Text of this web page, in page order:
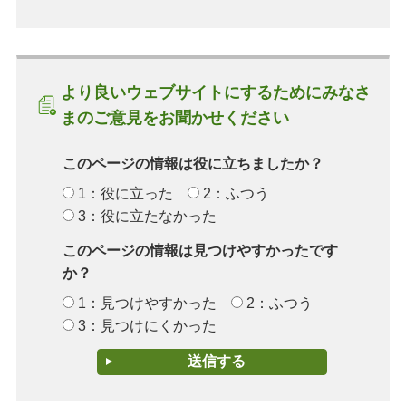
より良いウェブサイトにするためにみなさ
まのご意見をお聞かせください
このページの情報は役に立ちましたか？
1：役に立った
2：ふつう
3：役に立たなかった
このページの情報は見つけやすかったです
か？
1：見つけやすかった
2：ふつう
3：見つけにくかった